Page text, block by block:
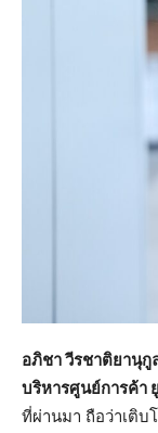
อภิชา วีรชาติยานุกู
บริหารศูนย์การค้า
ที่ผ่านมา ถือว่าเติบ